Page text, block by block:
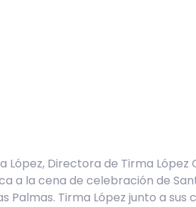
López, Directora de Tirma
a la cena de celebración de
Palmas. Tirma López junto a